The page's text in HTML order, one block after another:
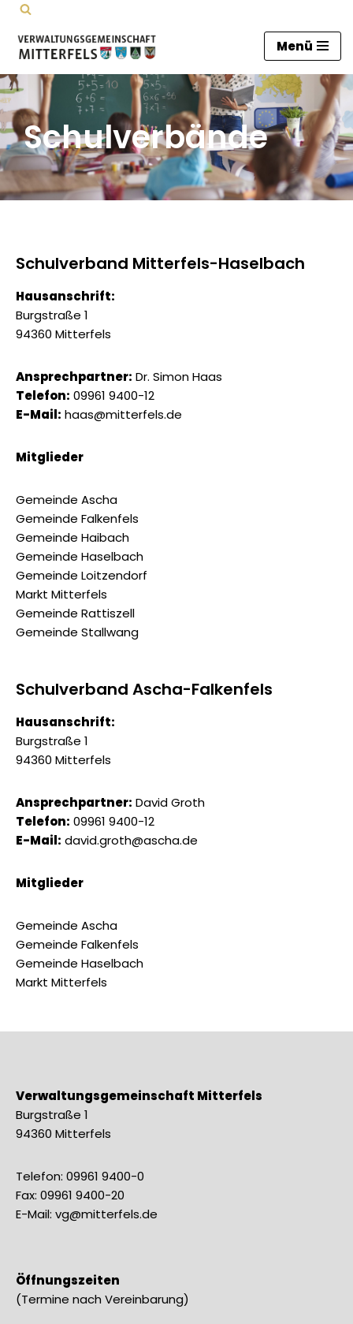
Zum
Inhalt
springen
Menü
Schulverbände
Schulverband Mitterfels-Haselbach
Hausanschrift:
Burgstraße 1
94360 Mitterfels
Ansprechpartner: Dr. Simon Haas
Telefon: 09961 9400-12
E-Mail: haas@mitterfels.de
Mitglieder
Gemeinde Ascha
Gemeinde Falkenfels
Gemeinde Haibach
Gemeinde Haselbach
Gemeinde Loitzendorf
Markt Mitterfels
Gemeinde Rattiszell
Gemeinde Stallwang
Schulverband Ascha-Falkenfels
Hausanschrift:
Burgstraße 1
94360 Mitterfels
Ansprechpartner: David Groth
Telefon: 09961 9400-12
E-Mail: david.groth@ascha.de
Mitglieder
Gemeinde Ascha
Gemeinde Falkenfels
Gemeinde Haselbach
Markt Mitterfels
Verwaltungsgemeinschaft Mitterfels
Burgstraße 1
94360 Mitterfels
Telefon: 09961 9400-0
Fax: 09961 9400-20
E-Mail: vg@mitterfels.de
Öffnungszeiten
(Termine nach Vereinbarung)